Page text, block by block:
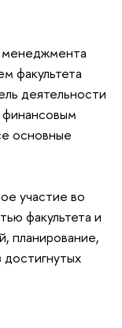
факультета
деятельности
основные
участие во
факультета и
планирование,
достигнутых